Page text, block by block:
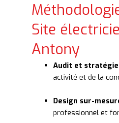
Site
Antony
Audit et stratégie
activité et de la
Design sur-
professionnel et